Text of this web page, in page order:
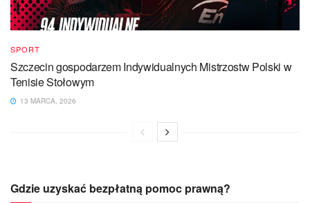
SPORT
Szczecin gospodarzem Indywidualnych Mistrzostw Polski w
Tenisie Stołowym
13 MARCA, 2026
Gdzie uzyskać bezpłatną pomoc prawną?